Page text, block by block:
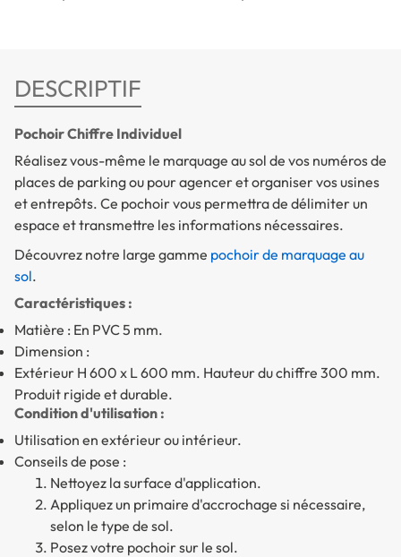
DESCRIPTIF
Pochoir Chiffre Individuel
Réalisez vous-même le marquage au sol de vos numéros de
places de parking ou pour agencer et organiser vos usines
et entrepôts. Ce pochoir vous permettra de délimiter un
espace et transmettre les informations nécessaires.
Découvrez notre large gamme pochoir de marquage au
sol.
Caractéristiques :
Matière : En PVC 5 mm.
Dimension :
Extérieur H 600 x L 600 mm. Hauteur du chiffre 300 mm.
Produit rigide et durable.
Condition d'utilisation :
Utilisation en extérieur ou intérieur.
Conseils de pose :
Nettoyez la surface d'application.
Appliquez un primaire d'accrochage si nécessaire,
selon le type de sol.
Posez votre pochoir sur le sol.